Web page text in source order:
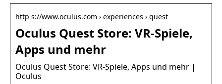
http s://www.oculus.com › experiences › quest
Oculus Quest Store: VR-Spiele,
Apps und mehr
Oculus Quest Store: VR-Spiele, Apps und mehr |
Oculus